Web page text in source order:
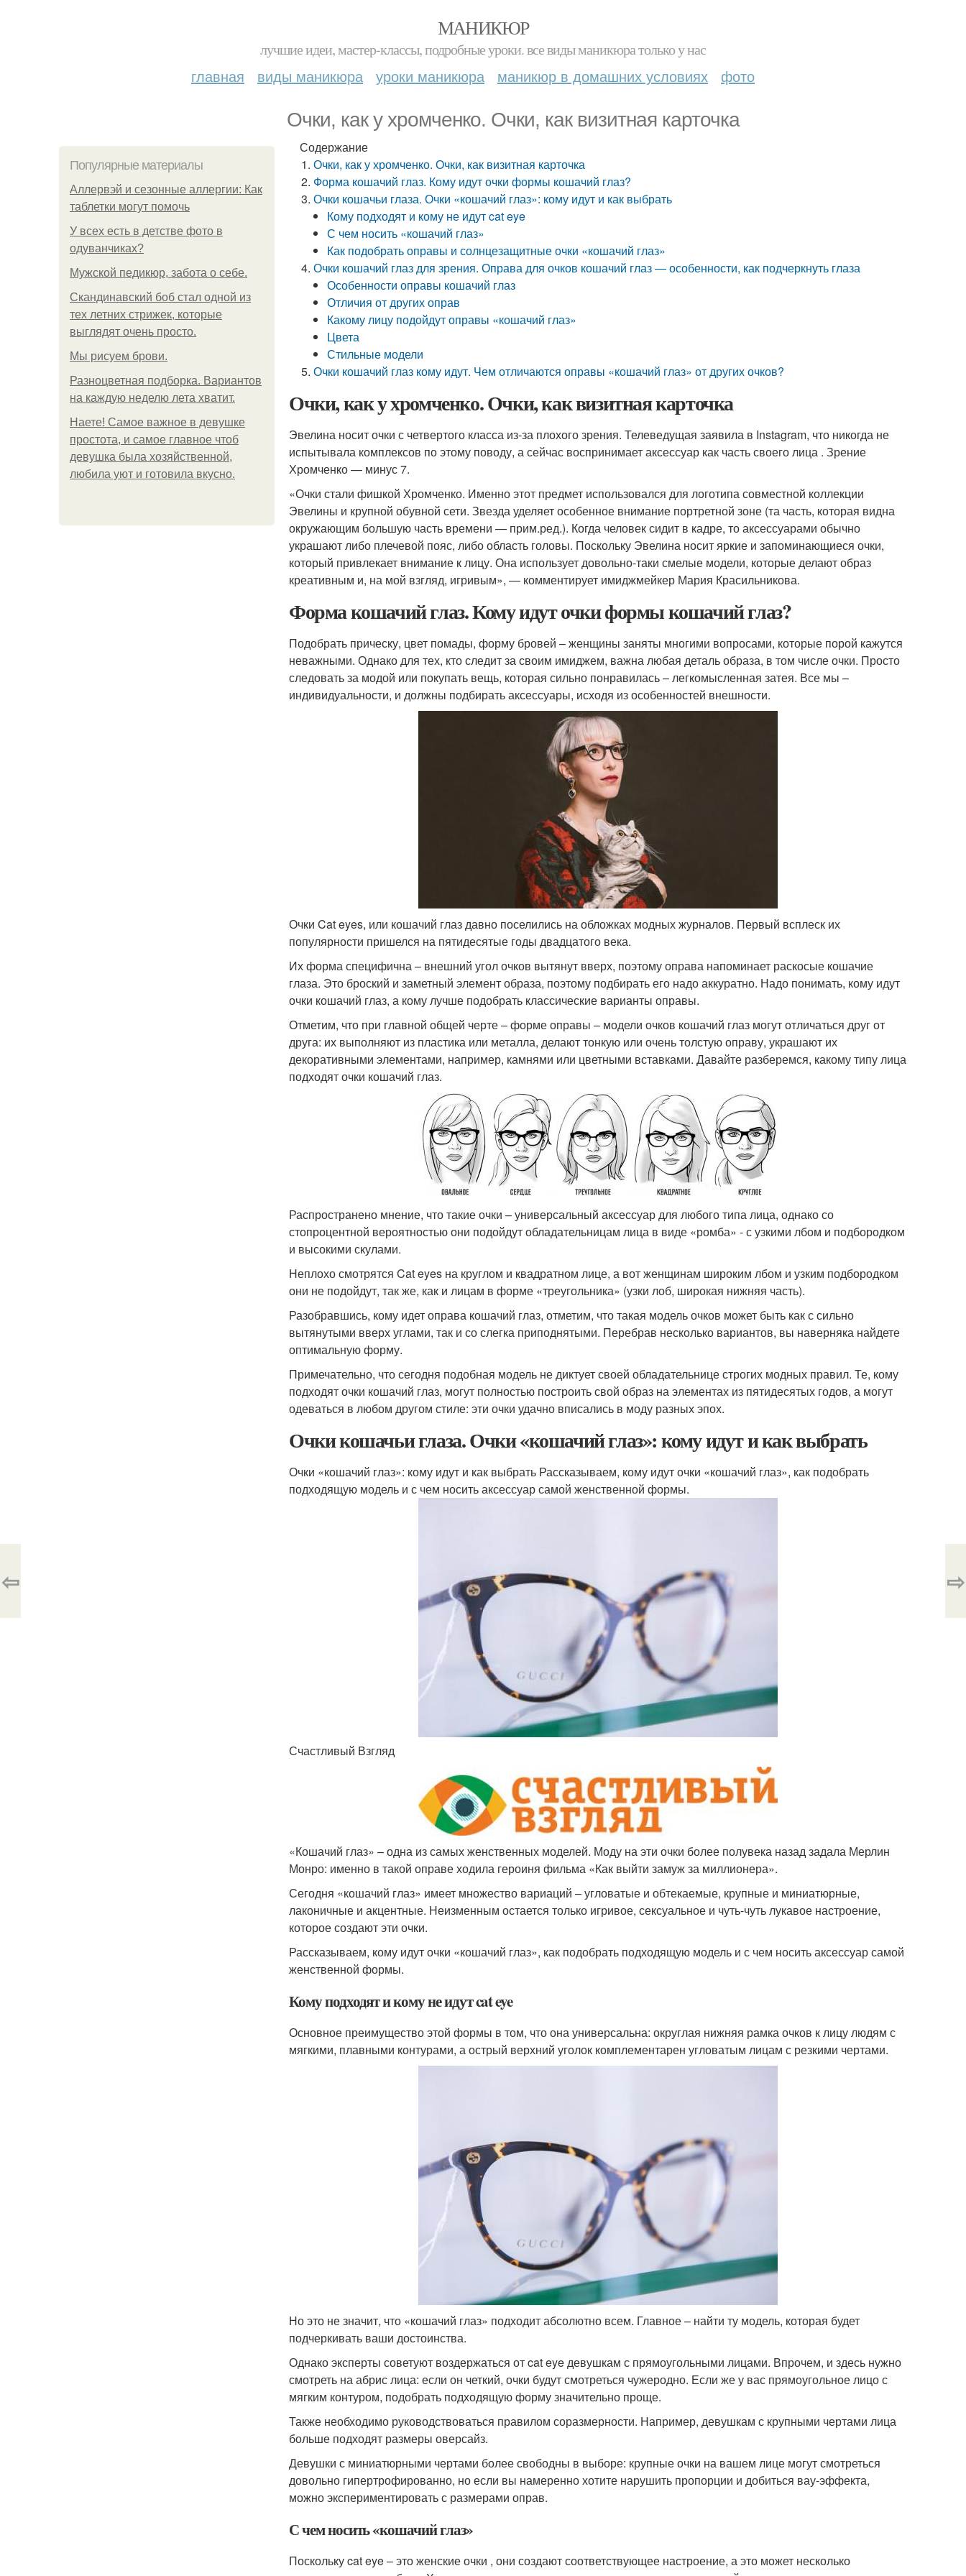
МАНИКЮР
лучшие идеи, мастер-классы, подробные уроки. все виды маникюра только у нас
главная виды маникюра уроки маникюра маникюр в домашних условиях фото
Очки, как у хромченко. Очки, как визитная карточка
Популярные материалы
Аллервэй и сезонные аллергии: Как
таблетки могут помочь
У всех есть в детстве фото в
одуванчиках?
Мужской педикюр, забота о себе.
Скандинавский боб стал одной из
тех летних стрижек, которые
выглядят очень просто.
Мы рисуем брови.
Разноцветная подборка. Вариантов
на каждую неделю лета хватит.
Наете! Самое важное в девушке
простота, и самое главное чтоб
девушка была хозяйственной,
любила уют и готовила вкусно.
Содержание
Очки, как у хромченко. Очки, как визитная карточка
Форма кошачий глаз. Кому идут очки формы кошачий глаз?
Очки кошачьи глаза. Очки «кошачий глаз»: кому идут и как выбрать
Кому подходят и кому не идут cat eye
С чем носить «кошачий глаз»
Как подобрать оправы и солнцезащитные очки «кошачий глаз»
Очки кошачий глаз для зрения. Оправа для очков кошачий глаз — особенности, как подчеркнуть глаза
Особенности оправы кошачий глаз
Отличия от других оправ
Какому лицу подойдут оправы «кошачий глаз»
Цвета
Стильные модели
Очки кошачий глаз кому идут. Чем отличаются оправы «кошачий глаз» от других очков?
Очки, как у хромченко. Очки, как визитная карточка
Эвелина носит очки с четвертого класса из-за плохого зрения. Телеведущая заявила в Instagram, что никогда не
испытывала комплексов по этому поводу, а сейчас воспринимает аксессуар как часть своего лица . Зрение
Хромченко — минус 7.
«Очки стали фишкой Хромченко. Именно этот предмет использовался для логотипа совместной коллекции
Эвелины и крупной обувной сети. Звезда уделяет особенное внимание портретной зоне (та часть, которая видна
окружающим большую часть времени — прим.ред.). Когда человек сидит в кадре, то аксессуарами обычно
украшают либо плечевой пояс, либо область головы. Поскольку Эвелина носит яркие и запоминающиеся очки,
который привлекает внимание к лицу. Она использует довольно-таки смелые модели, которые делают образ
креативным и, на мой взгляд, игривым», — комментирует имиджмейкер Мария Красильникова.
Форма кошачий глаз. Кому идут очки формы кошачий глаз?
Подобрать прическу, цвет помады, форму бровей – женщины заняты многими вопросами, которые порой кажутся
неважными. Однако для тех, кто следит за своим имиджем, важна любая деталь образа, в том числе очки. Просто
следовать за модой или покупать вещь, которая сильно понравилась – легкомысленная затея. Все мы –
индивидуальности, и должны подбирать аксессуары, исходя из особенностей внешности.
Очки Cat eyes, или кошачий глаз давно поселились на обложках модных журналов. Первый всплеск их
популярности пришелся на пятидесятые годы двадцатого века.
Их форма специфична – внешний угол очков вытянут вверх, поэтому оправа напоминает раскосые кошачие
глаза. Это броский и заметный элемент образа, поэтому подбирать его надо аккуратно. Надо понимать, кому идут
очки кошачий глаз, а кому лучше подобрать классические варианты оправы.
Отметим, что при главной общей черте – форме оправы – модели очков кошачий глаз могут отличаться друг от
друга: их выполняют из пластика или металла, делают тонкую или очень толстую оправу, украшают их
декоративными элементами, например, камнями или цветными вставками. Давайте разберемся, какому типу лица
подходят очки кошачий глаз.
Распространено мнение, что такие очки – универсальный аксессуар для любого типа лица, однако со
стопроцентной вероятностью они подойдут обладательницам лица в виде «ромба» - с узкими лбом и подбородком
и высокими скулами.
Неплохо смотрятся Cat eyes на круглом и квадратном лице, а вот женщинам широким лбом и узким подбородком
они не подойдут, так же, как и лицам в форме «треугольника» (узки лоб, широкая нижняя часть).
Разобравшись, кому идет оправа кошачий глаз, отметим, что такая модель очков может быть как с сильно
вытянутыми вверх углами, так и со слегка приподнятыми. Перебрав несколько вариантов, вы наверняка найдете
оптимальную форму.
Примечательно, что сегодня подобная модель не диктует своей обладательнице строгих модных правил. Те, кому
подходят очки кошачий глаз, могут полностью построить свой образ на элементах из пятидесятых годов, а могут
одеваться в любом другом стиле: эти очки удачно вписались в моду разных эпох.
Очки кошачьи глаза. Очки «кошачий глаз»: кому идут и как выбрать
Очки «кошачий глаз»: кому идут и как выбрать Рассказываем, кому идут очки «кошачий глаз», как подобрать
подходящую модель и с чем носить аксессуар самой женственной формы.
Счастливый Взгляд
«Кошачий глаз» – одна из самых женственных моделей. Моду на эти очки более полувека назад задала Мерлин
Монро: именно в такой оправе ходила героиня фильма «Как выйти замуж за миллионера».
Сегодня «кошачий глаз» имеет множество вариаций – угловатые и обтекаемые, крупные и миниатюрные,
лаконичные и акцентные. Неизменным остается только игривое, сексуальное и чуть-чуть лукавое настроение,
которое создают эти очки.
Рассказываем, кому идут очки «кошачий глаз», как подобрать подходящую модель и с чем носить аксессуар самой
женственной формы.
Кому подходят и кому не идут cat eye
Основное преимущество этой формы в том, что она универсальна: округлая нижняя рамка очков к лицу людям с
мягкими, плавными контурами, а острый верхний уголок комплементарен угловатым лицам с резкими чертами.
Но это не значит, что «кошачий глаз» подходит абсолютно всем. Главное – найти ту модель, которая будет
подчеркивать ваши достоинства.
Однако эксперты советуют воздержаться от cat eye девушкам с прямоугольными лицами. Впрочем, и здесь нужно
смотреть на абрис лица: если он четкий, очки будут смотреться чужеродно. Если же у вас прямоугольное лицо с
мягким контуром, подобрать подходящую форму значительно проще.
Также необходимо руководствоваться правилом соразмерности. Например, девушкам с крупными чертами лица
больше подходят размеры оверсайз.
Девушки с миниатюрными чертами более свободны в выборе: крупные очки на вашем лице могут смотреться
довольно гипертрофированно, но если вы намеренно хотите нарушить пропорции и добиться вау-эффекта,
можно экспериментировать с размерами оправ.
С чем носить «кошачий глаз»
Поскольку cat eye – это женские очки , они создают соответствующее настроение, а это может несколько
⇦ ⇨